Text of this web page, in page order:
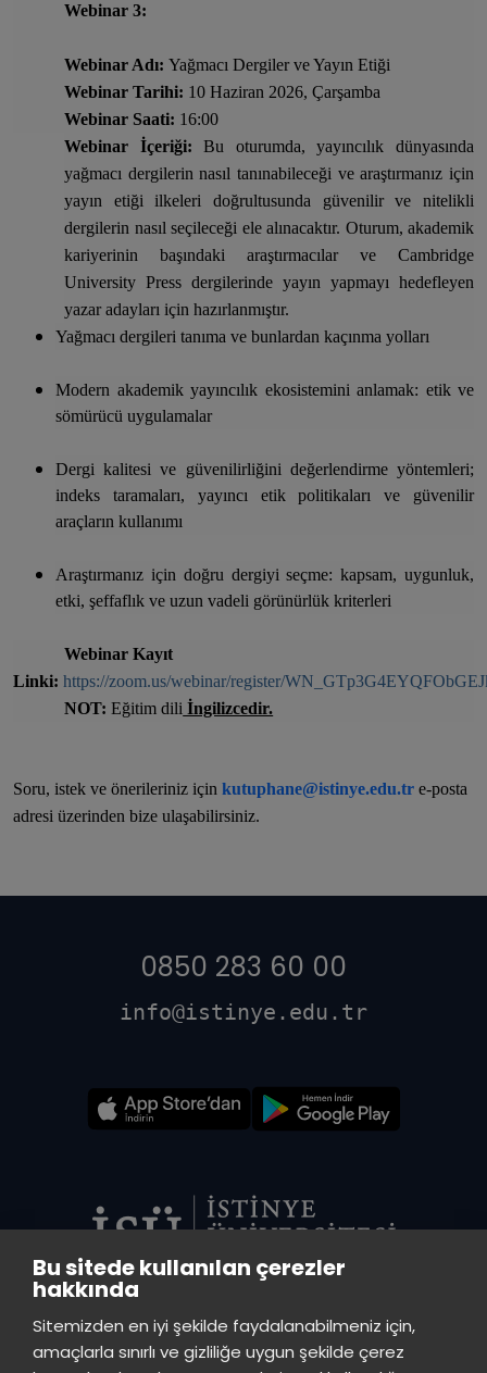
Bu sitede kullanılan çerezler
hakkında
Sitemizden en iyi şekilde faydalanabilmeniz için,
amaçlarla sınırlı ve gizliliğe uygun şekilde çerez
Webinar 3:
Webinar Adı:Yağmacı Dergiler ve Yayın Etiği
Webinar Tarihi: 10 Haziran 2026, Çarşamba
Webinar Saati: 16:00
Webinar İçeriği: Bu oturumda, yayıncılık dünyasında
yağmacı dergilerin nasıl tanınabileceği ve araştırmanız için
yayın etiği ilkeleri doğrultusunda güvenilir ve nitelikli
dergilerin nasıl seçileceği ele alınacaktır. Oturum, akademik
kariyerinin başındaki araştırmacılar ve Cambridge
University Press dergilerinde yayın yapmayı hedefleyen
yazar adayları için hazırlanmıştır.
Yağmacı dergileri tanıma ve bunlardan kaçınma yolları
Modern akademik yayıncılık ekosistemini anlamak: etik ve
sömürücü uygulamalar
Dergi kalitesi ve güvenilirliğini değerlendirme yöntemleri;
indeks taramaları, yayıncı etik politikaları ve güvenilir
araçların kullanımı
Araştırmanız için doğru dergiyi seçme: kapsam, uygunluk,
etki, şeffaflık ve uzun vadeli görünürlük kriterleri
Webinar Kayıt
Linki: https://zoom.us/webinar/register/
NOT:Eğitim dili İngilizcedir.
Soru, istek ve önerileriniz için kutuphane@istinye.edu.tr e-posta
adresi üzerinden bize ulaşabilirsiniz.
0850 283 60 00
info@istinye.edu.tr
İstinye Üniversitesi Vadi Kampüs - Ayazağa Mah. Azerbaycan Cad.
(Vadistanbul 4A Blok) 34396 Sarıyer/İstanbul